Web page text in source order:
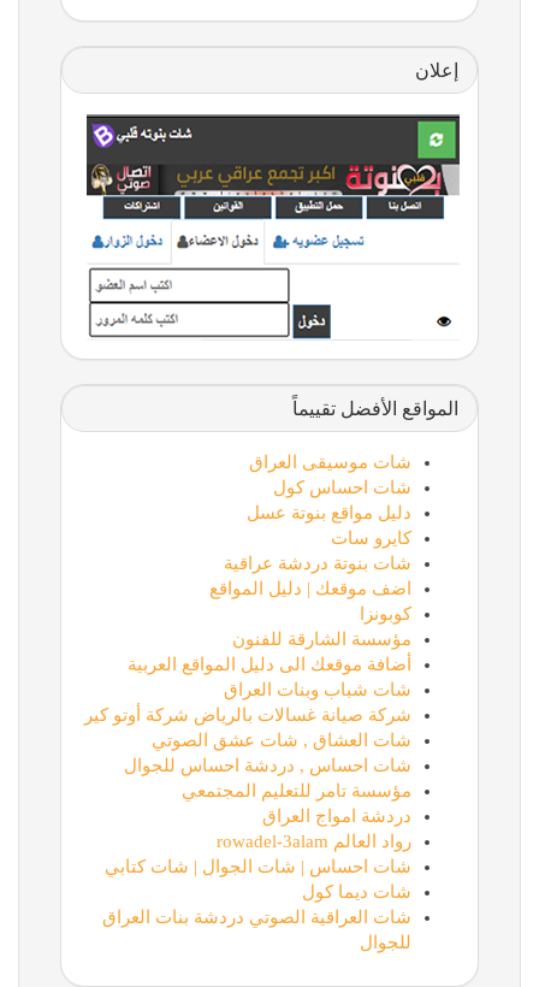
إعلان
المواقع الأفضل تقييماً
شات موسيقى العراق
شات احساس كول
دليل مواقع بنوتة عسل
كايرو سات
شات بنوتة دردشة عراقية
اضف موقعك | دليل المواقع
كوبونزا
مؤسسة الشارقة للفنون
أضافة موقعك الى دليل المواقع العربية
شات شباب وبنات العراق
شركة صيانة غسالات بالرياض شركة أوتو كير
شات العشاق , شات عشق الصوتي
شات احساس , دردشة احساس للجوال
مؤسسة تامر للتعليم المجتمعي
دردشة امواج العراق
رواد العالم rowadel-3alam
شات احساس | شات الجوال | شات كتابي
شات ديما كول
شات العراقية الصوتي دردشة بنات العراق
للجوال